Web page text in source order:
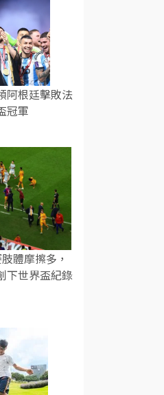
阿根廷擊敗法
冠軍
體摩擦多，
下世界盃紀錄